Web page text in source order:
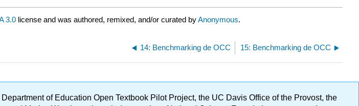
3.0 license and was authored, remixed, and/or curated byAnonymous.
14: Benchmarking de OCC 15: Benchmarking de OCC
of Education Open Textbook Pilot Project, the UC Davis Office of the Provost, the